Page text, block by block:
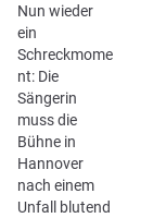
Nun wieder
ein
Schreckmome
nt: Die
Sängerin
muss die
Bühne in
Hannover
nach einem
Unfall blutend